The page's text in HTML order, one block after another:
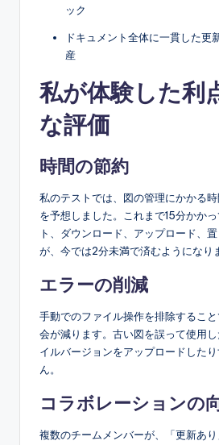
ック
ドキュメント全体に一貫した更
産
私が体験した利
な評価
時間の節約
私のテストでは、図の管理にかかる
を予想しました。これまで15分かか
ト、ダウンロード、アップロード、
が、今では2分未満で済むようになり
エラーの削減
手動でのファイル操作を排除するこ
会が減ります。古い図を誤って使用
イルバージョンをアップロードした
ん。
コラボレーションの
複数のチームメンバーが、「更新あ